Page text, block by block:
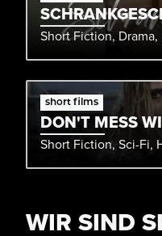
Short Fiction,
Min.
short films
DON'T MESS
Short Fiction, Sci-Fi,
WIR SIND